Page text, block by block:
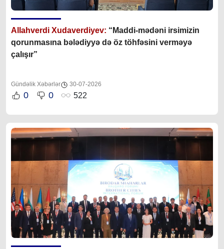
Allahverdi Xudaverdiyev: “Maddi-mədəni irsimizin
qorunmasına bələdiyyə də öz töhfəsini verməyə
çalışır”
Gündəlik Xəbərlər 30-07-2026
0 0 522